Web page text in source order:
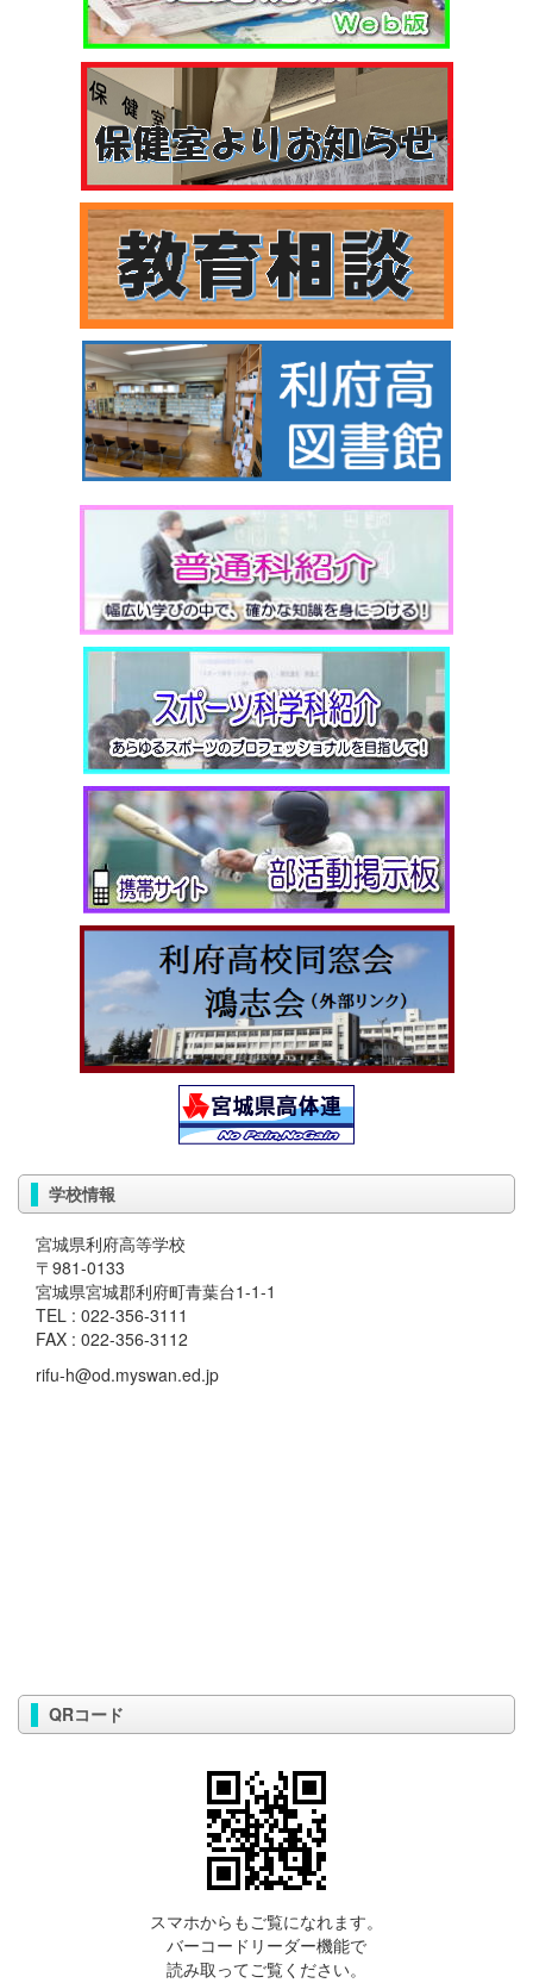
学校情報
宮城県利府高等学校
〒981-0133
宮城県宮城郡利府町青葉台1-1-1
TEL : 022-356-3111
FAX : 022-356-3112
rifu-h@od.myswan.ed.jp
QRコード
スマホからもご覧になれます。
バーコードリーダー機能で
読み取ってご覧ください。